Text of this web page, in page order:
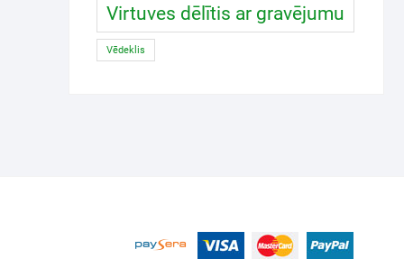
Virtuves dēlītis ar gravējumu
Vēdeklis